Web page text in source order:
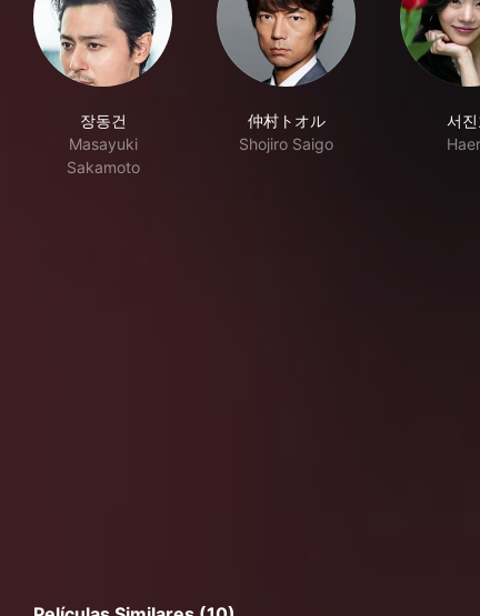
장동건
Masayuki
Sakamoto
仲村トオル
Shojiro Saigo
서